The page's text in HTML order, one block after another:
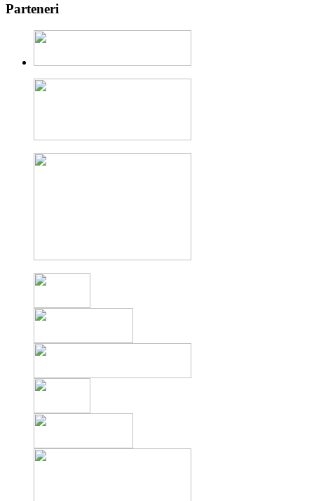
Parteneri